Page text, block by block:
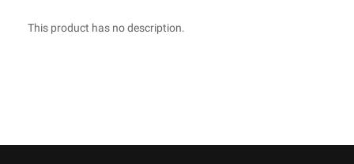
This product has no description.